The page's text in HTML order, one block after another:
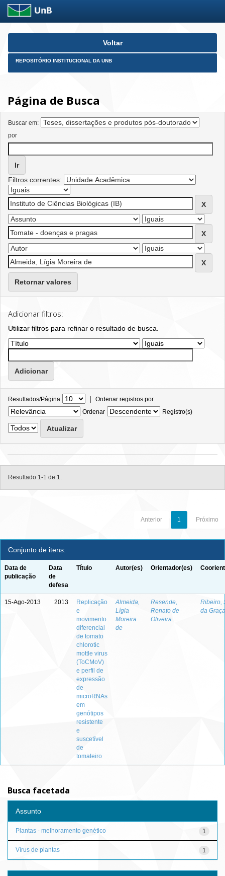
Skip
Voltar
REPOSITÓRIO INSTITUCIONAL DA UNB
Página de Busca
Buscar em:
por
Filtros correntes:
Retornar valores
Adicionar filtros:
Utilizar filtros para refinar o resultado de busca.
Resultados/Página | Ordenar registros por
Ordenar
Registro(s)
Resultado 1-1 de 1.
Anterior 1 Próximo
Conjunto de itens:
Data de
publicação
Data
de
defesa
Título Autor(es) Orientador(es)
15-Ago-2013 2013
Replicação
e
movimento
diferencial
de tomato
chlorotic
mottle virus
(ToCMoV)
e perfil de
expressão
de
microRNAs
em
genótipos
resistente
e
suscetível
de
tomateiro
Almeida,
Lígia
Moreira
de
Resende,
Renato de
Oliveira
Ribeiro,
da Graça
Busca facetada
Assunto
1
Plantas - melhoramento genético
1
Vírus de plantas